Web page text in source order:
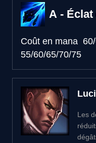
A - Éclat
Coût en mana
55/60/65/70/75
Les